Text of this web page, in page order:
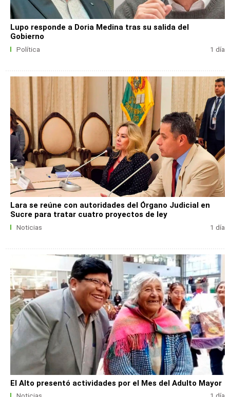
Lupo responde a Doria Medina tras su salida del
Gobierno
Política 1 día
Lara se reúne con autoridades del Órgano Judicial en
Sucre para tratar cuatro proyectos de ley
Noticias 1 día
El Alto presentó actividades por el Mes del Adulto Mayor